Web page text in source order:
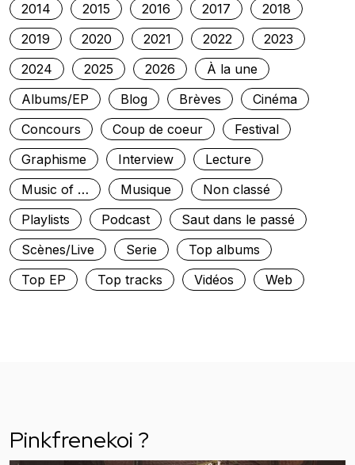
2014
2015 2016 2017
2018
2019
2020 2021 2022
2023
2024
2025 2026
À la une
Albums/EP
Blog Brèves
Cinéma
Concours
Coup de coeur
Festival
Graphisme
Interview
Lecture
Music of …
Musique
Non classé
Playlists
Podcast
Saut dans le passé
Scènes/Live
Serie
Top albums
Top EP
Top tracks Vidéos Web
Pinkfrenekoi ?